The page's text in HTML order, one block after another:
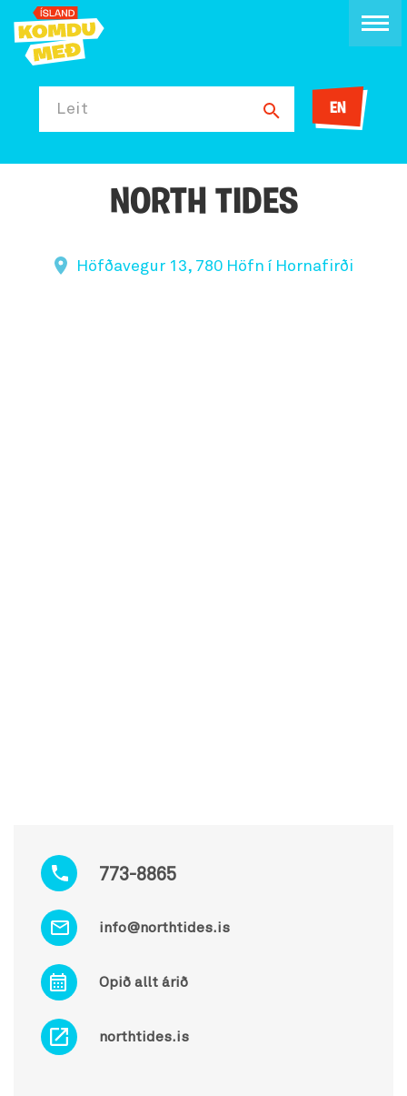
Leit EN
NORTH TIDES
Höfðavegur 13, 780 Höfn í Hornafirði
773-8865
info@northtides.is
Opið allt árið
northtides.is